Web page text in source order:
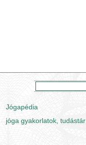
Jógapédia
jóga gyakorlatok, tudástár